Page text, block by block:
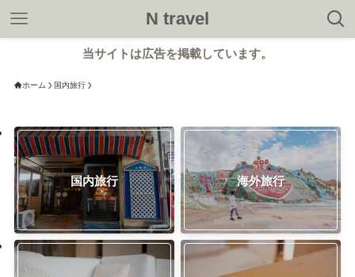
N travel
当サイトは広告を掲載しています。
ホーム 国内旅行
国内旅行 海外旅行